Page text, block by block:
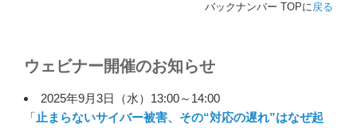
バックナンバー TOPに戻る
ウェビナー開催のお知らせ
2025年9月3日（水）13:00～14:00
「 止まらないサイバー被害、その“対応の遅れ”はなぜ起